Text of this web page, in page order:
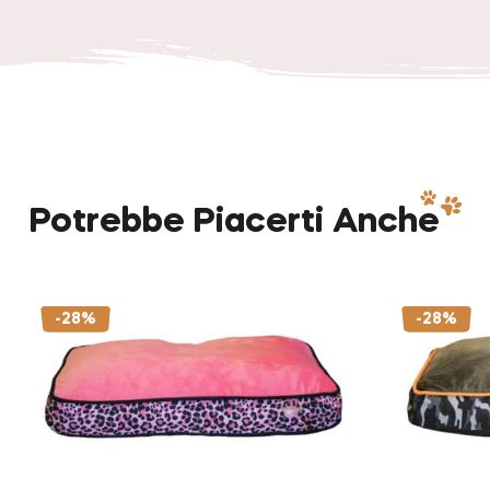
Potrebbe Piacerti Anche
-28% -28%